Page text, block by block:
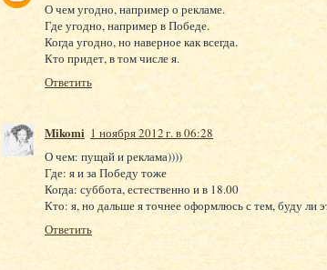
О чем угодно, например о рекламе.
Где угодно, например в Победе.
Когда угодно, но наверное как всегда.
Кто придет, в том числе я.
Ответить
Mikomi 1 ноября 2012 г. в 06:28
О чем: пущай и реклама))))
Где: я и за Победу тоже
Когда: суббота, естественно и в 18.00
Кто: я, но дальше я точнее оформлюсь с тем, буду ли
Ответить